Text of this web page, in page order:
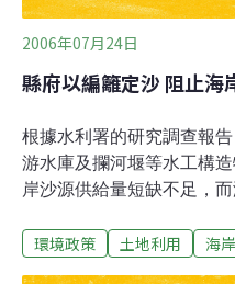
2006年07月24日
縣府以編籬定沙 阻止海
根據水利署的研究調查報
游水庫及攔河堰等水工構
岸沙源供給量短缺不足，
制，導致西南地區海岸多
環境政策 土地利用 海